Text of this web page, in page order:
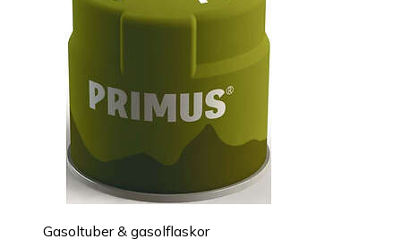
Gasoltuber & gasolflaskor